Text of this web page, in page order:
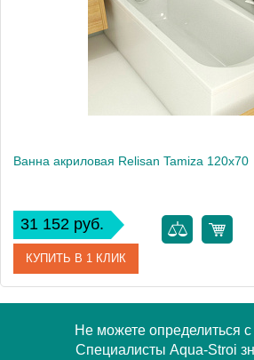
Ванна акриловая Relisan Tamiza 120x70
31 152 руб.
КУПИТЬ В 1 КЛИК
Производитель
Не можете определиться
Специалисты Aqua-Stroi